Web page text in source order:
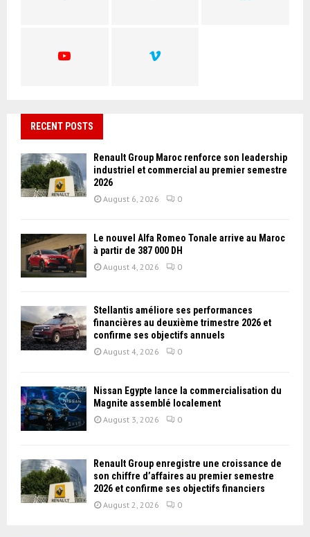
RECENT POSTS
Renault Group Maroc renforce son leadership
industriel et commercial au premier semestre
2026
August 6, 2026 0
Le nouvel Alfa Romeo Tonale arrive au Maroc
à partir de 387 000 DH
August 4, 2026 0
Stellantis améliore ses performances
financières au deuxième trimestre 2026 et
confirme ses objectifs annuels
August 4, 2026 0
Nissan Égypte lance la commercialisation du
Magnite assemblé localement
August 3, 2026 0
Renault Group enregistre une croissance de
son chiffre d’affaires au premier semestre
2026 et confirme ses objectifs financiers
August 2, 2026 0